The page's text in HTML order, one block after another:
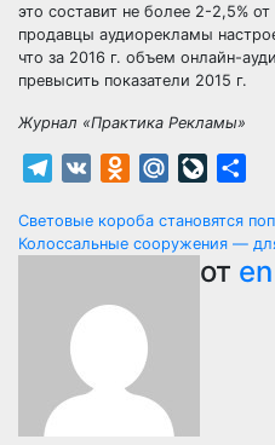
это составит не более 2-2,5%
продавцы аудиорекламы
что за 2016 г. объем онлайн-
превысить показатели 2015 г.
Журнал «Практика Рекламы»
Telegram
VK Odnoklassniki
Mail.Ru
Навигация
записям
Cветовые короба становятся
Колоссальные сооружения —
от en